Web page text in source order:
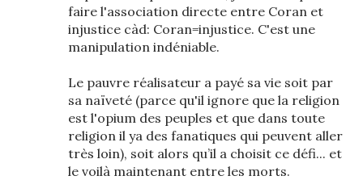
faire l'association directe entre Coran et
injustice càd: Coran=injustice. C'est une
manipulation indéniable.
Le pauvre réalisateur a payé sa vie soit par
sa naïveté (parce qu'il ignore que la religion
est l'opium des peuples et que dans toute
religion il ya des fanatiques qui peuvent aller
très loin), soit alors qu’il a choisit ce défi... et
le voilà maintenant entre les morts.